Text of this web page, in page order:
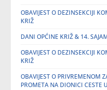
OBAVIJEST O DEZINSEKCIJI
KRIŽ
DANI OPĆINE KRIŽ & 14.
OBAVIJEST O DEZINSEKCIJI
KRIŽ
OBAVIJEST O PRIVREMENOM
PROMETA NA DIONICI CESTE